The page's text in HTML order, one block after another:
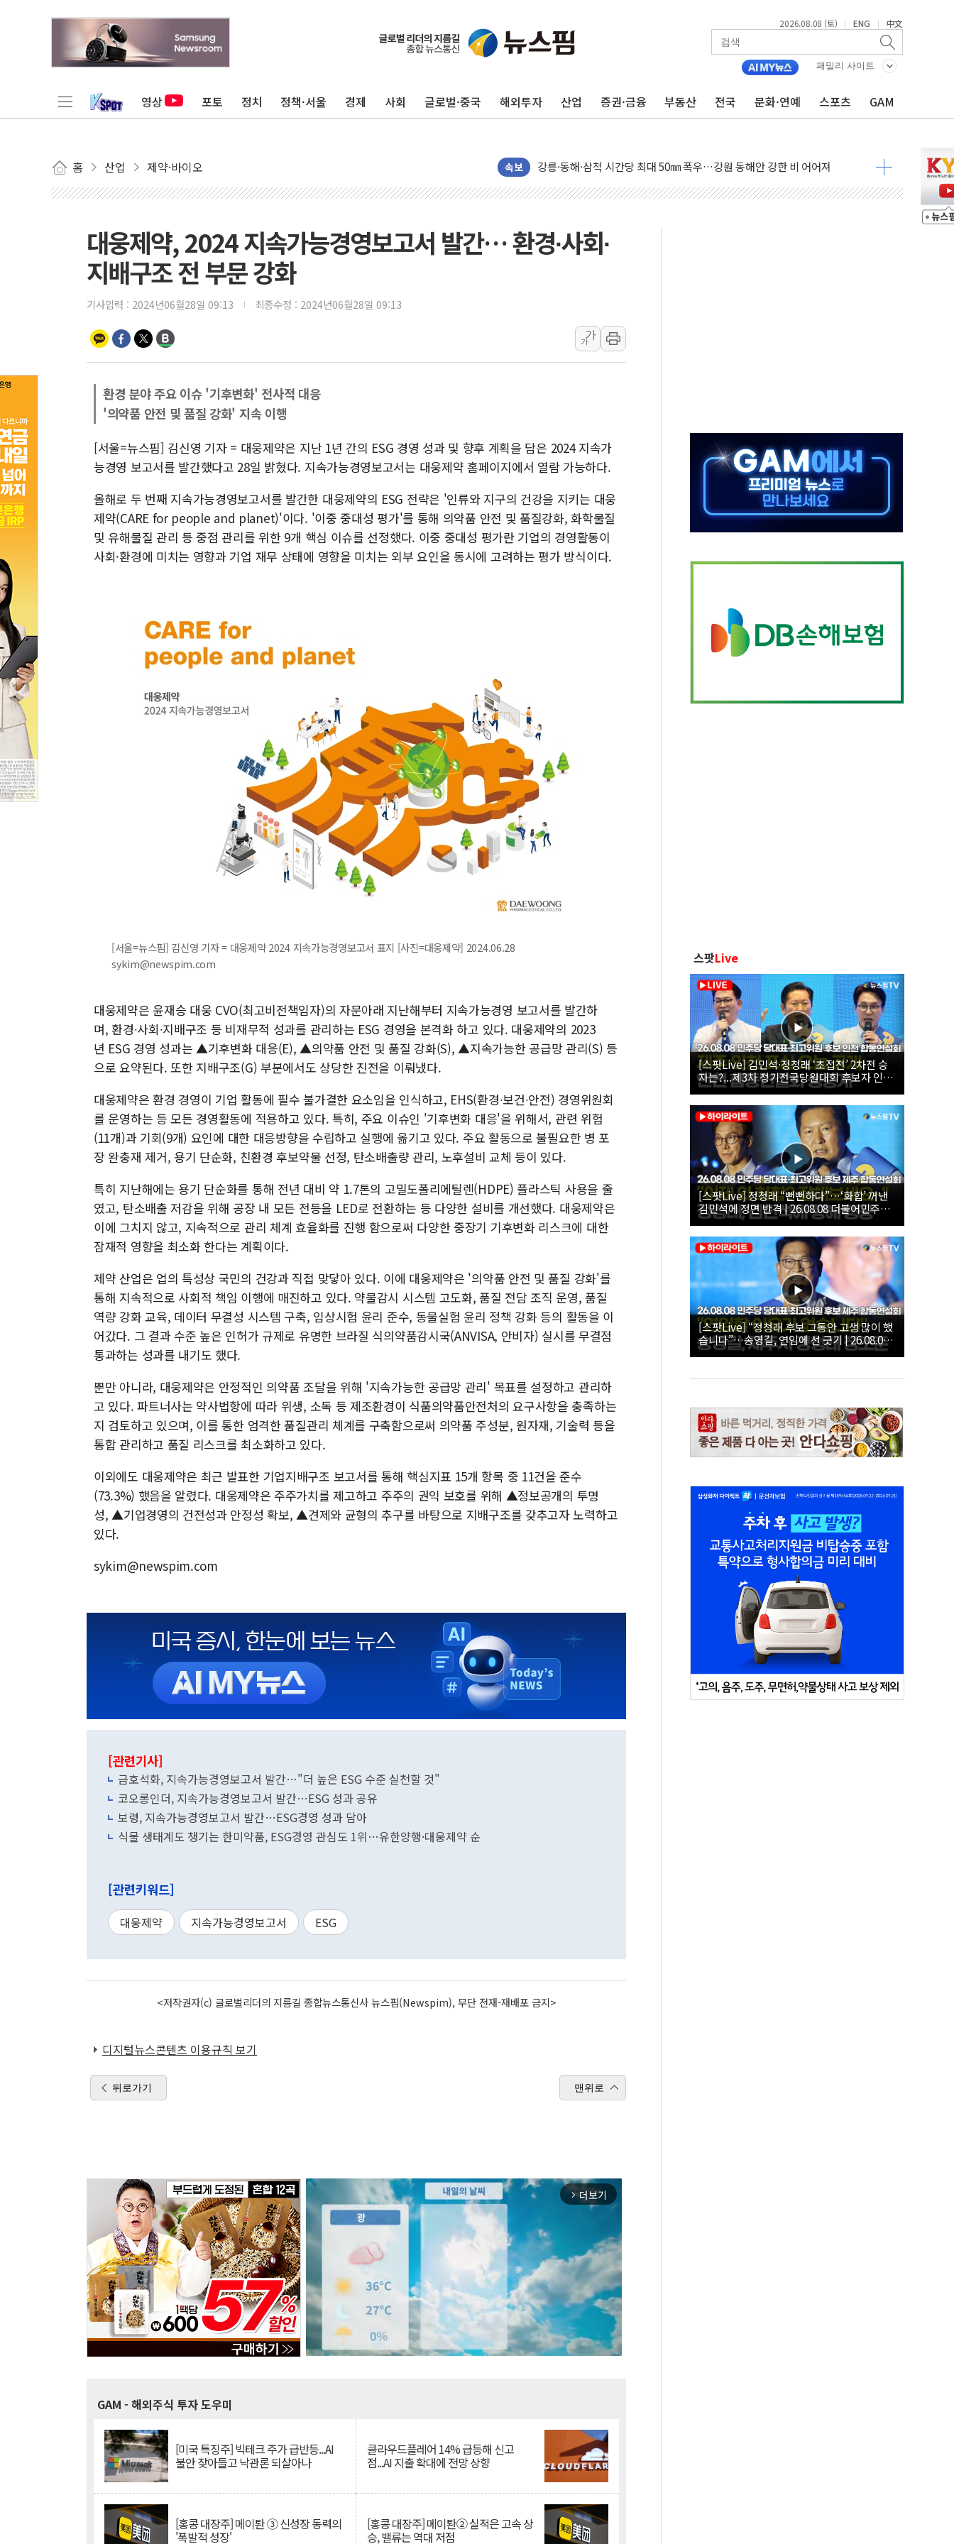
2026.08.08 (토) | ENG | 中文
패밀리 사이트
영상 포토 정치 정책·서울 경제 사회 글로벌·중국 해외투자 산업 증권·금융 부동산 전국 문화·연예 스포츠 GAM
홈 산업 제약·바이오 속보
이번주 국내 주요 금융일정(8.10~8.14)
美, 이란전 출구전략 만지작…공습 한계·탄약 부족 현실화
폐기물 수거하다 참변…60대 환경미화원 수거차에 치여 사망
서울 중랑구 주택가서 흉기 난동…60대 남성 2명 숨져
여수 오동도 인근 해상서 모터보트 전복…1명 사망·1명 실종
추미애, '위안부' 피해자 기림의 날 참석..."국제적 시민 연대로 목소리 내야"
李대통령, ISA 개편 재검토 지시…與 "적극 환영"·野 "졸속 국정"
동해중부 전 해상 풍랑주의보…10일까지 최대 3.5m 높은 물결
동해시, 11~14일 '별똥별 멍' 운영…페르세우스 유성우 관측
강원 중·남부 동해안 시간당 50mm 이상 폭우…호우경보 발효
청양 밭에서 일하던 90대 숨져…온열질환 여부 조사
폭염에 車 운전면허 기능시험 오전 집중 편성…체감온도 38도 넘으면 중단
대웅제약, 2024 지속가능경영보고서 발간… 환경∙사회∙
지배구조 전 부문 강화
기사입력 : 2024년06월28일 09:13 최종수정 : 2024년06월28일 09:13
가
가
환경 분야 주요 이슈 '기후변화' 전사적 대응
'의약품 안전 및 품질 강화' 지속 이행
[서울=뉴스핌] 김신영 기자 = 대웅제약은 지난 1년 간의 ESG 경영 성과 및 향후 계획을 담은 2024 지속가
능경영 보고서를 발간했다고 28일 밝혔다. 지속가능경영보고서는 대웅제약 홈페이지에서 열람 가능하다.
올해로 두 번째 지속가능경영보고서를 발간한 대웅제약의 ESG 전략은 '인류와 지구의 건강을 지키는 대웅
제약(CARE for people and planet)'이다. '이중 중대성 평가'를 통해 의약품 안전 및 품질강화, 화학물질
및 유해물질 관리 등 중점 관리를 위한 9개 핵심 이슈를 선정했다. 이중 중대성 평가란 기업의 경영활동이
사회·환경에 미치는 영향과 기업 재무 상태에 영향을 미치는 외부 요인을 동시에 고려하는 평가 방식이다.
[서울=뉴스핌] 김신영 기자 = 대웅제약 2024 지속가능경영보고서 표지 [사진=대웅제약] 2024.06.28
sykim@newspim.com
대웅제약은 윤재승 대웅 CVO(최고비전책임자)의 자문아래 지난해부터 지속가능경영 보고서를 발간하
며, 환경∙사회∙지배구조 등 비재무적 성과를 관리하는 ESG 경영을 본격화 하고 있다. 대웅제약의 2023
년 ESG 경영 성과는 ▲기후변화 대응(E), ▲의약품 안전 및 품질 강화(S), ▲지속가능한 공급망 관리(S) 등
으로 요약된다. 또한 지배구조(G) 부분에서도 상당한 진전을 이뤄냈다.
대웅제약은 환경 경영이 기업 활동에 필수 불가결한 요소임을 인식하고, EHS(환경∙보건∙안전) 경영위원회
를 운영하는 등 모든 경영활동에 적용하고 있다. 특히, 주요 이슈인 '기후변화 대응'을 위해서, 관련 위험
(11개)과 기회(9개) 요인에 대한 대응방향을 수립하고 실행에 옮기고 있다. 주요 활동으로 불필요한 병 포
장 완충재 제거, 용기 단순화, 친환경 후보약물 선정, 탄소배출량 관리, 노후설비 교체 등이 있다.
특히 지난해에는 용기 단순화를 통해 전년 대비 약 1.7톤의 고밀도폴리에틸렌(HDPE) 플라스틱 사용을 줄
였고, 탄소배출 저감을 위해 공장 내 모든 전등을 LED로 전환하는 등 다양한 설비를 개선했다. 대웅제약은
이에 그치지 않고, 지속적으로 관리 체계 효율화를 진행 함으로써 다양한 중장기 기후변화 리스크에 대한
잠재적 영향을 최소화 한다는 계획이다.
제약 산업은 업의 특성상 국민의 건강과 직접 맞닿아 있다. 이에 대웅제약은 '의약품 안전 및 품질 강화'를
통해 지속적으로 사회적 책임 이행에 매진하고 있다. 약물감시 시스템 고도화, 품질 전담 조직 운영, 품질
역량 강화 교육, 데이터 무결성 시스템 구축, 임상시험 윤리 준수, 동물실험 윤리 정책 강화 등의 활동을 이
어갔다. 그 결과 수준 높은 인허가 규제로 유명한 브라질 식의약품감시국(ANVISA, 안비자) 실시를 무결점
통과하는 성과를 내기도 했다.
뿐만 아니라, 대웅제약은 안정적인 의약품 조달을 위해 '지속가능한 공급망 관리' 목표를 설정하고 관리하
고 있다. 파트너사는 약사법항에 따라 위생, 소독 등 제조환경이 식품의약품안전처의 요구사항을 충족하는
지 검토하고 있으며, 이를 통한 엄격한 품질관리 체계를 구축함으로써 의약품 주성분, 원자재, 기술력 등을
통합 관리하고 품질 리스크를 최소화하고 있다.
이외에도 대웅제약은 최근 발표한 기업지배구조 보고서를 통해 핵심지표 15개 항목 중 11건을 준수
(73.3%) 했음을 알렸다. 대웅제약은 주주가치를 제고하고 주주의 권익 보호를 위해 ▲정보공개의 투명
성, ▲기업경영의 건전성과 안정성 확보, ▲견제와 균형의 추구를 바탕으로 지배구조를 갖추고자 노력하고
있다.
sykim@newspim.com
[관련기사]
금호석화, 지속가능경영보고서 발간…"더 높은 ESG 수준 실천할 것"
코오롱인더, 지속가능경영보고서 발간…ESG 성과 공유
보령, 지속가능경영보고서 발간…ESG경영 성과 담아
식물 생태계도 챙기는 한미약품, ESG경영 관심도 1위…유한양행·대웅제약 순
[관련키워드]
대웅제약 지속가능경영보고서 ESG
<저작권자(c) 글로벌리더의 지름길 종합뉴스통신사 뉴스핌(Newspim), 무단 전재-재배포 금지>
디지털뉴스콘텐츠 이용규칙 보기
뒤로가기 맨위로
arrow_forward_ios 더보기
GAM - 해외주식 투자 도우미
[미국 특징주] 빅테크 주가 급반등...AI
불안 잦아들고 낙관론 되살아나
클라우드플레어 14% 급등해 신고
점...AI 지출 확대에 전망 상향
[홍콩 대장주] 메이퇀 ③ 신성장 동력의
'폭발적 성장'
[홍콩 대장주] 메이퇀② 실적은 고속 상
승, 밸류는 역대 저점
스팟Live
[스팟Live] 김민석·정청래 ‘초접전’ 2차전 승
자는?...제3차 정기전국당원대회 후보자 인천
합동연설회 생중계 | 26.08.08
[스팟Live] 정청래 “뻔뻔하다”…‘화합’ 꺼낸
김민석에 정면 반격 | 26.08.08 더불어민주당
당대표·최고위원 후보 제주 합동연설회
[스팟Live] “정청래 후보 그동안 고생 많이 했
습니다”…송영길, 연임에 선 긋기 | 26.08.08
더불어민주당 당대표·최고위원 후보 제주 합